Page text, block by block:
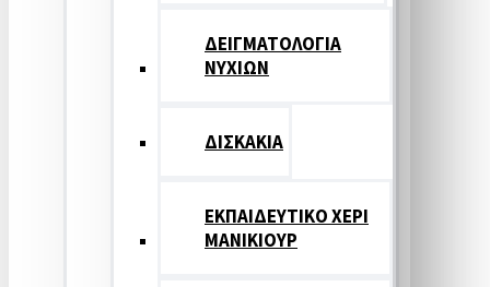
ΔΕΙΓΜΑΤΟΛΟΓΙΑ
ΝΥΧΙΩΝ
ΔΙΣΚΑΚΙΑ
ΕΚΠΑΙΔΕΥΤΙΚΟ ΧΕΡΙ
ΜΑΝΙΚΙΟΥΡ